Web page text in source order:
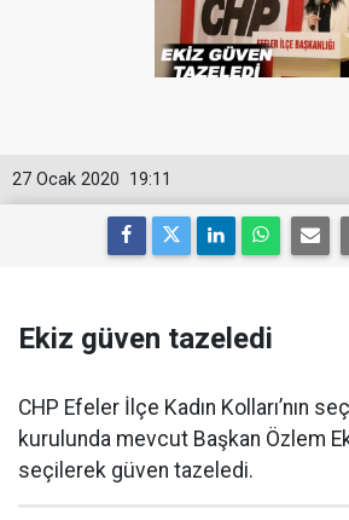
19:11
27 Ocak 2020
Ekiz güven tazeledi
CHP Efeler İlçe Kadın Kolları’nın
kurulunda mevcut Başkan Özlem
seçilerek güven tazeledi.